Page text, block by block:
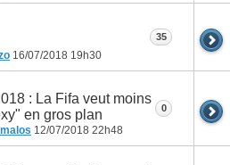
16/07/2018 19h30
35
: La Fifa veut moins
en gros plan
12/07/2018 22h48
0